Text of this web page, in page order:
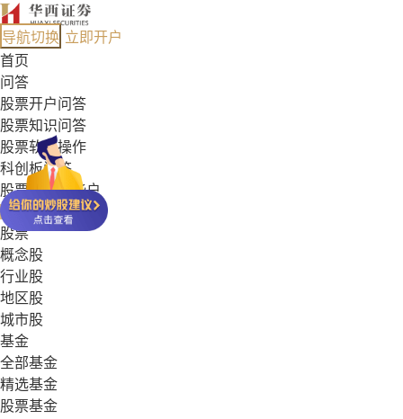
导航切换 立即开户
首页
问答
股票开户问答
股票知识问答
股票软件操作
科创板问答
股票能开哪些户
基金常见问答
股票
概念股
行业股
地区股
城市股
基金
全部基金
精选基金
股票基金